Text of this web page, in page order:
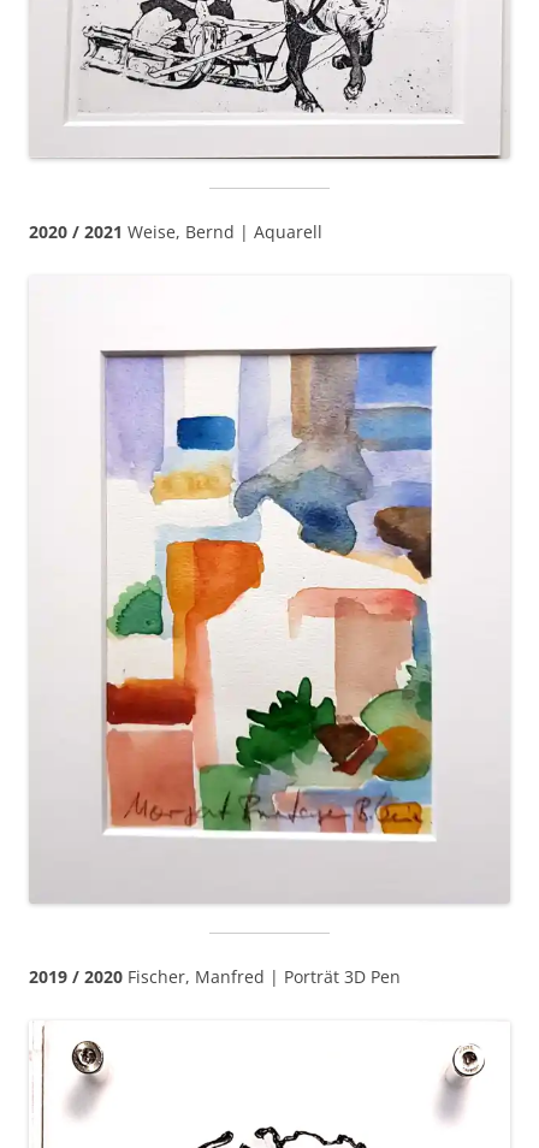
2020 / 2021 Weise, Bernd | Aquarell
2019 / 2020 Fischer, Manfred | Porträt 3D Pen